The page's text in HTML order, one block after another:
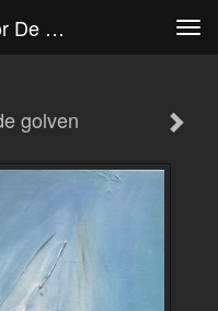
Ank Stegenga - Klievend Door De Golven
golven